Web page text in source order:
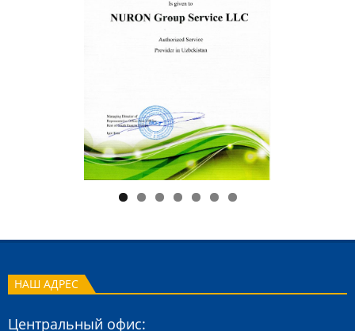
НАШ АДРЕС
Центральный офис: